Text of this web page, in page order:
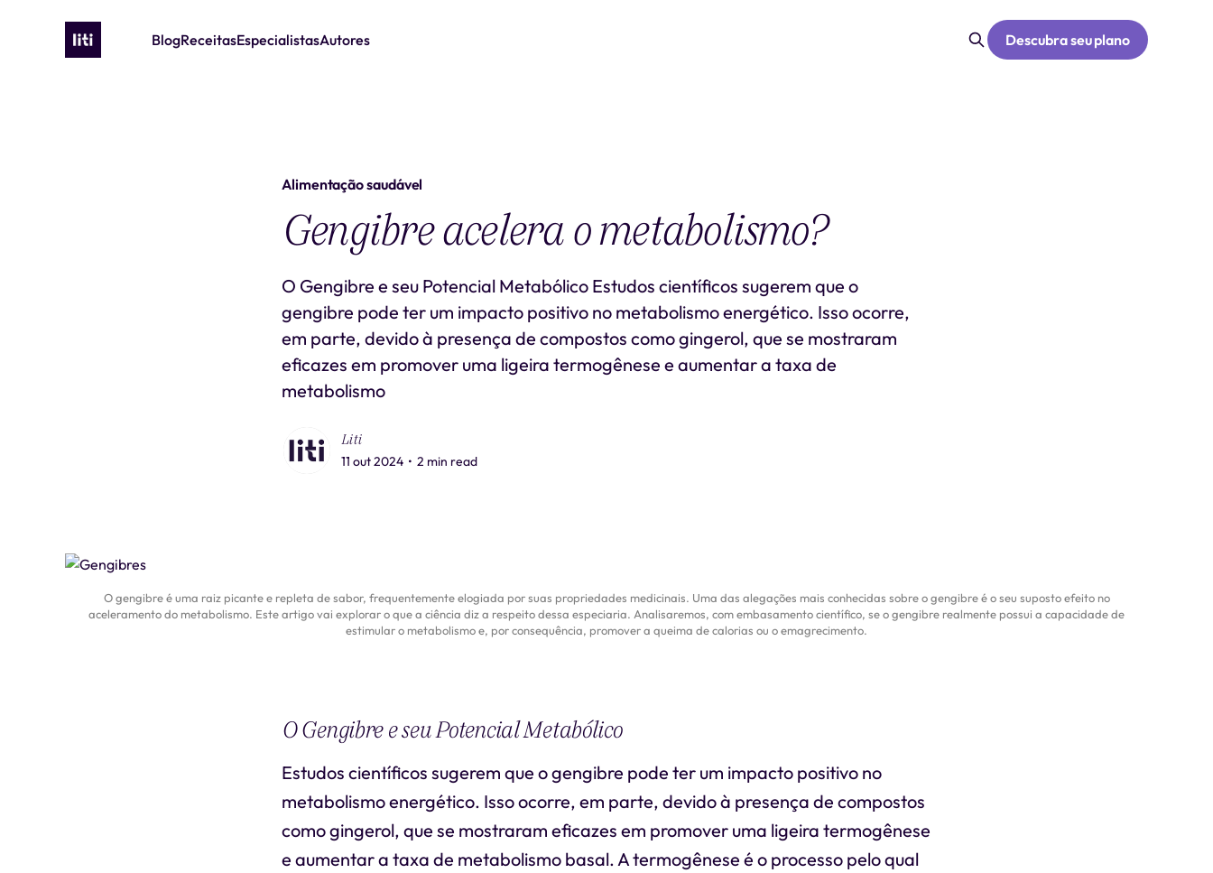
BlogReceitasEspecialistasAutores Descubra seu plano
Alimentação saudável
Gengibre acelera o metabolismo?
O Gengibre e seu Potencial Metabólico Estudos científicos sugerem que o
gengibre pode ter um impacto positivo no metabolismo energético. Isso ocorre,
em parte, devido à presença de compostos como gingerol, que se mostraram
eficazes em promover uma ligeira termogênese e aumentar a taxa de
metabolismo
Liti
11 out 2024 • 2 min read
O gengibre é uma raiz picante e repleta de sabor, frequentemente elogiada por suas propriedades medicinais. Uma das alegações mais conhecidas sobre o gengibre é o seu suposto efeito no
aceleramento do metabolismo. Este artigo vai explorar o que a ciência diz a respeito dessa especiaria. Analisaremos, com embasamento científico, se o gengibre realmente possui a capacidade de
estimular o metabolismo e, por consequência, promover a queima de calorias ou o emagrecimento.
O Gengibre e seu Potencial Metabólico
Estudos científicos sugerem que o gengibre pode ter um impacto positivo no
metabolismo energético. Isso ocorre, em parte, devido à presença de compostos
como gingerol, que se mostraram eficazes em promover uma ligeira termogênese
e aumentar a taxa de metabolismo basal. A termogênese é o processo pelo qual